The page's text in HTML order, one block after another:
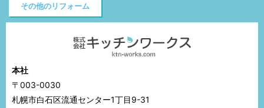
その他のリフォーム
本社
〒003-0030
札幌市白石区流通センター1丁目9-31